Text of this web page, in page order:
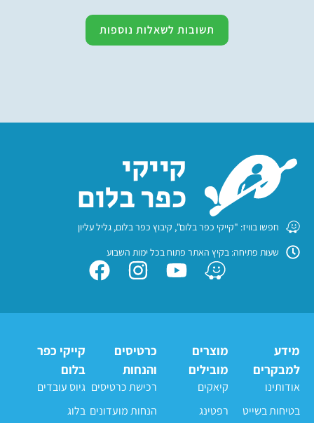
תשובות לשאלות נוספות
מידע
למבקרים
אודותינו
בטיחות בשייט
מוצרים
מובילים
קיאקים
רפטינג
כרטיסים
והנחות
רכישת כרטיסים
הנחות מועדונים
קייקי כפר
בלום
גיוס עובדים
בלוג
חפשו בוויז: "קייקי כפר בלום", קיבוץ כפר בלום, גליל עליון
שעות פתיחה: בקיץ האתר פתוח בכל ימות השבוע